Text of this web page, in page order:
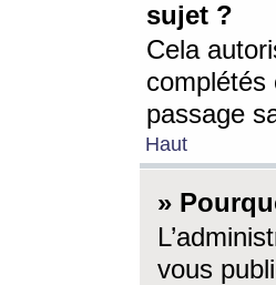
sujet ?
Cela
complétés
passage
Haut
»
vous